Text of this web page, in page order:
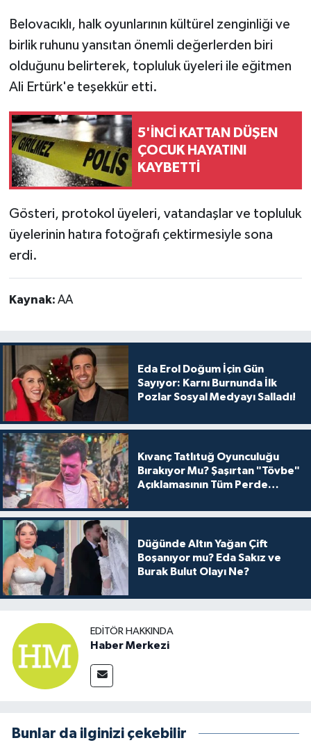
Belovacıklı, halk oyunlarının kültürel zenginliği ve
birlik ruhunu yansıtan önemli değerlerden biri
olduğunu belirterek, topluluk üyeleri ile eğitmen
Ali Ertürk'e teşekkür etti.
5'İNCİ KATTAN DÜŞEN
ÇOCUK HAYATINI
KAYBETTİ
Gösteri, protokol üyeleri, vatandaşlar ve topluluk
üyelerinin hatıra fotoğrafı çektirmesiyle sona
erdi.
Kaynak: AA
Eda Erol Doğum İçin Gün
Sayıyor: Karnı Burnunda İlk
Pozlar Sosyal Medyayı Salladı!
Kıvanç Tatlıtuğ Oyunculuğu
Bırakıyor Mu? Şaşırtan "Tövbe"
Açıklamasının Tüm Perde
Düğünde Altın Yağan Çift
Boşanıyor mu? Eda Sakız ve
Burak Bulut Olayı Ne?
EDITÖR HAKKINDA
Haber Merkezi
Bunlar da ilginizi çekebilir